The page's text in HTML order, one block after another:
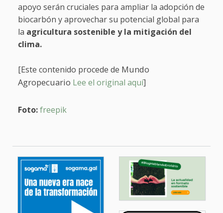
apoyo serán cruciales para ampliar la adopción de
biocarbón y aprovechar su potencial global para
la agricultura sostenible y la mitigación del
clima.
[Este contenido procede de Mundo
Agropecuario Lee el original aquí]
Foto:freepik